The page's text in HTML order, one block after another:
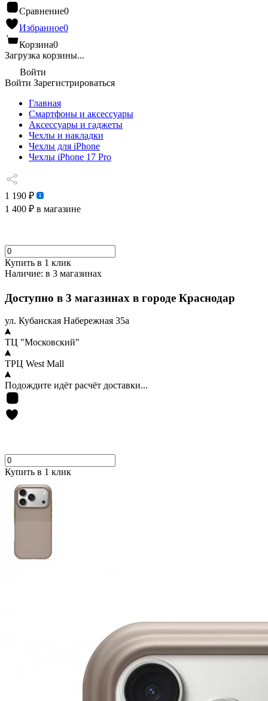
Сравнение0
Избранное0
Корзина0
Загрузка корзины...
Войти
Войти Зарегистрироваться
Главная
Смартфоны и аксессуары
Аксессуары и гаджеты
Чехлы и накладки
Чехлы для iPhone
Чехлы iPhone 17 Pro
1 190 ₽
1 400 ₽ в магазине
Купить в 1 клик
Наличие: в 3 магазинах
Доступно в 3 магазинах в городе Краснодар
ул. Кубанская Набережная 35а
ТЦ "Московский"
ТРЦ West Mall
Подождите идёт расчёт доставки...
Купить в 1 клик